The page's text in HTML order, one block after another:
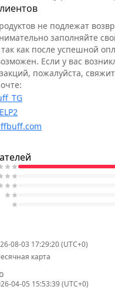
не подлежат
заполняйте
как после успешной
Если у вас
пожалуйста,
08-03 17:29:20 (UTC+0)
карта
04-05 15:53:39 (UTC+0)